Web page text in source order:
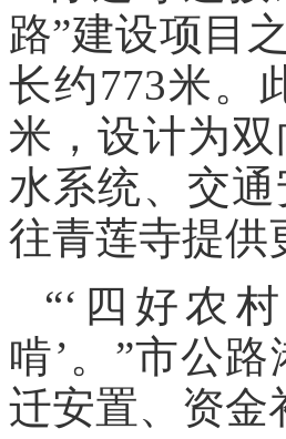
路”建设项目
长约773米。
米，设计为
水系统、交
往青莲寺提供
“‘四好农
啃’。”市公
迁安置、资金